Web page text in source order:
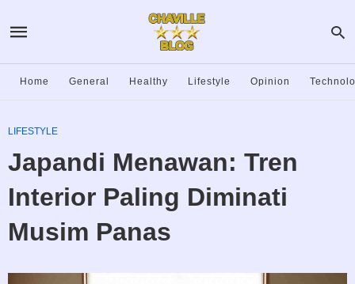
Home General Healthy Lifestyle Opinion
LIFESTYLE
Japandi Menawan: Tren
Interior Paling Diminati
Musim Panas